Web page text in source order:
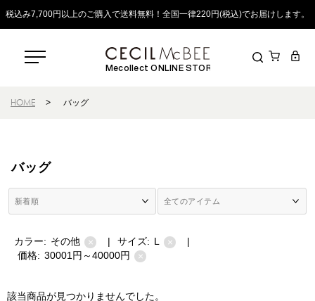
税込み7,700円以上のご購入で送料無料！全国一律220円(税込)でお届けします。
Mecollect ONLINE STORE
HOME > バッグ
バッグ
カラー: その他 × | サイズ: L ×
|
価格: 30001円～40000円 ×
該当商品が見つかりませんでした。